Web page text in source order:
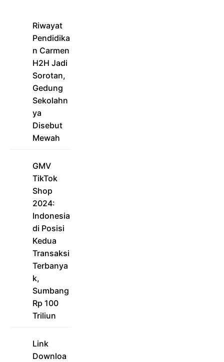
Riwayat
Pendidika
n Carmen
H2H Jadi
Sorotan,
Gedung
Sekolahn
ya
Disebut
Mewah
GMV
TikTok
Shop
2024:
Indonesia
di Posisi
Kedua
Transaksi
Terbanya
k,
Sumbang
Rp 100
Triliun
Link
Downloa